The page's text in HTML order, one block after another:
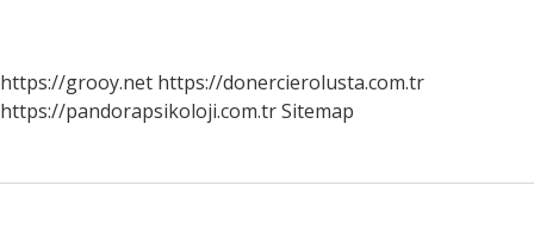
https://grooy.net https://donercierolusta.com.tr
https://pandorapsikoloji.com.trSitemap